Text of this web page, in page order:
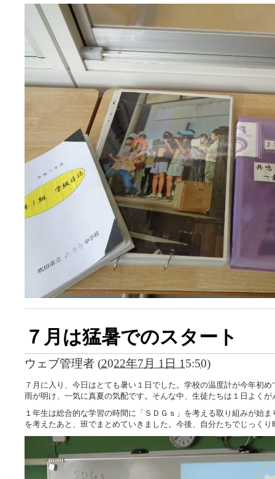
７月は猛暑でのスタート
ウェブ管理者 (2022年7月 1日 15:50)
７月に入り、今日はとても暑い１日でした。学校の温度計が今年初
雨が明け、一気に真夏の気配です。そんな中、生徒たちは１日よくが
１年生は総合的な学習の時間に「ＳＤＧｓ」を考える取り組みが始
を考えたあと、班でまとめていきました。今後、自分たちでじっく